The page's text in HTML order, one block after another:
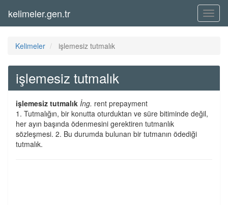
Menü
kelimeler.gen.tr
Kelimeler işlemesiz tutmalık
işlemesiz tutmalık
işlemesiz tutmalık İng. rent prepayment
1. Tutmalığın, bir konutta oturduktan ve süre bitiminde değil,
her ayın başında ödenmesini gerektiren tutmanlık
sözleşmesi. 2. Bu durumda bulunan bir tutmanın ödediği
tutmalık.